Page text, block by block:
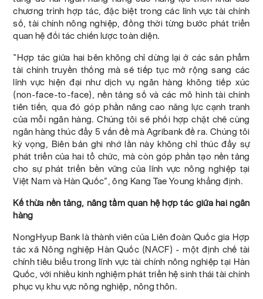
chương trình hợp tác, đặc biệt trong các lĩnh vực tài chính
số, tài chính nông nghiệp, đồng thời từng bước phát triển
quan hệ đối tác chiến lược toàn diện.
“Hợp tác giữa hai bên không chỉ dừng lại ở các sản phẩm
tài chính truyền thống mà sẽ tiếp tục mở rộng sang các
lĩnh vực hiện đại như dịch vụ ngân hàng không tiếp xúc
(non-face-to-face), nền tảng số và các mô hình tài chính
tiên tiến, qua đó góp phần nâng cao năng lực cạnh tranh
của mỗi ngân hàng. Chúng tôi sẽ phối hợp chặt chẽ cùng
ngân hàng thúc đẩy 5 vấn đề mà Agribank đề ra. Chúng tôi
kỳ vọng, Biên bản ghi nhớ lần này không chỉ thúc đẩy sự
phát triển của hai tổ chức, mà còn góp phần tạo nền tảng
cho sự phát triển bền vững của lĩnh vực nông nghiệp tại
Việt Nam và Hàn Quốc”, ông Kang Tae Young khẳng định.
Kế thừa nền tảng, nâng tầm quan hệ hợp tác giữa hai ngân
hàng
NongHyup Bank là thành viên của Liên đoàn Quốc gia Hợp
tác xã Nông nghiệp Hàn Quốc (NACF) - một định chế tài
chính tiêu biểu trong lĩnh vực tài chính nông nghiệp tại Hàn
Quốc, với nhiều kinh nghiệm phát triển hệ sinh thái tài chính
phục vụ khu vực nông nghiệp, nông thôn.